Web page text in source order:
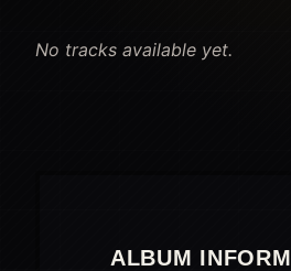
No tracks available yet.
ALBUM